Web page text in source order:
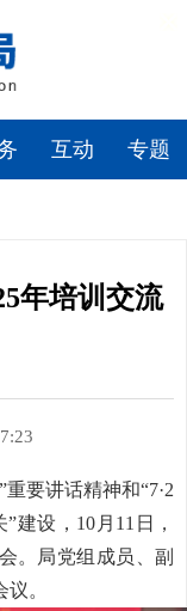
互动 专题
年培训交流
要讲话精神和“7·2
建设，10月11日，
。局党组成员、副
。